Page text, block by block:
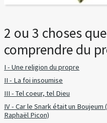
2 ou 3 choses
comprendre du
I - Une religion du propre
II - La foi insoumise
III - Tel coeur, tel Dieu
IV - Car le Snark était un
Raphaël Picon)